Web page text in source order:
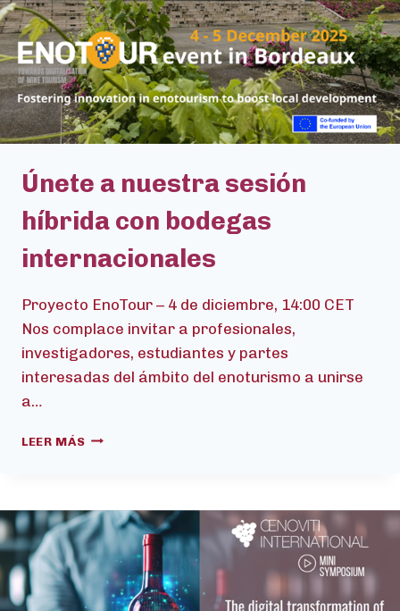
PROMOVER
LA
INNOVACIÓN
Y
EL
DESARROLLO
LOCAL
Únete a nuestra sesión
híbrida con bodegas
internacionales
Proyecto EnoTour – 4 de diciembre, 14:00 CET
Nos complace invitar a profesionales,
investigadores, estudiantes y partes
interesadas del ámbito del enoturismo a unirse
a…
LEER MÁSÚNETE
HÍBRIDA
CON
BODEGAS
INTERNACIONALES